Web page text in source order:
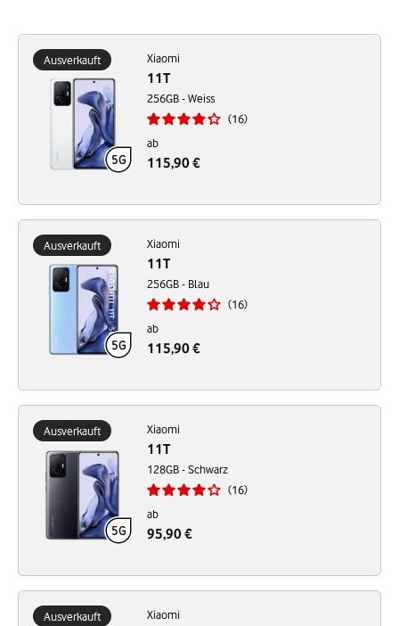
Ausverkauft Xiaomi
11T
256GB - Weiss
16
ab
115,90 €
Ausverkauft Xiaomi
11T
256GB - Blau
16
ab
115,90 €
Ausverkauft Xiaomi
11T
128GB - Schwarz
16
ab
95,90 €
Ausverkauft Xiaomi